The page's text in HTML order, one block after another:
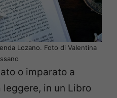
Lozano. Foto di Valentina
o imparato a
leggere, in un Libro